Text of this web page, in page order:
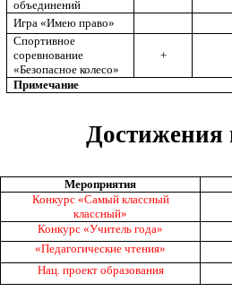
объединений
Игра «Имею право»
Спортивное
соревнование
«Безопасное колесо»
+
Примечание
Достижения
Мероприятия
Конкурс «Самый классный
классный»
Конкурс «Учитель года»
«Педагогические чтения»
Нац. проект образования